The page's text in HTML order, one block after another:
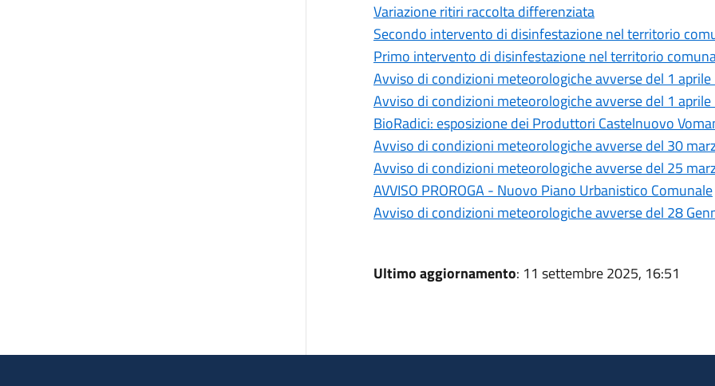
Variazione ritiri raccolta differenziata
Secondo intervento di disinfestazione nel territorio
Primo intervento di disinfestazione nel territorio
Avviso di condizioni meteorologiche avverse del 1
Avviso di condizioni meteorologiche avverse del 1
BioRadici: esposizione dei Produttori Castelnuovo
Avviso di condizioni meteorologiche avverse del 30
Avviso di condizioni meteorologiche avverse del 25
AVVISO PROROGA - Nuovo Piano Urbanistico Comunale
Avviso di condizioni meteorologiche avverse del 28
Ultimo aggiornamento: 11 settembre 2025, 16:51